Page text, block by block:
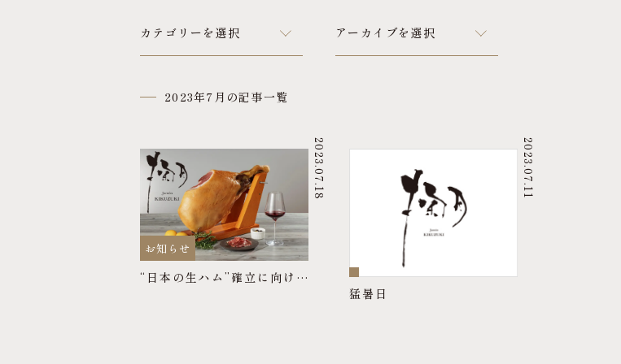
カテゴリーを選択 アーカイブを選択
2023年7月の記事一覧
お知らせ
2023.07.18
“日本の生ハム”確立に向けた新製品開発！SATOKA×長野高専が共同研究を始動。
2023.07.11
猛暑日